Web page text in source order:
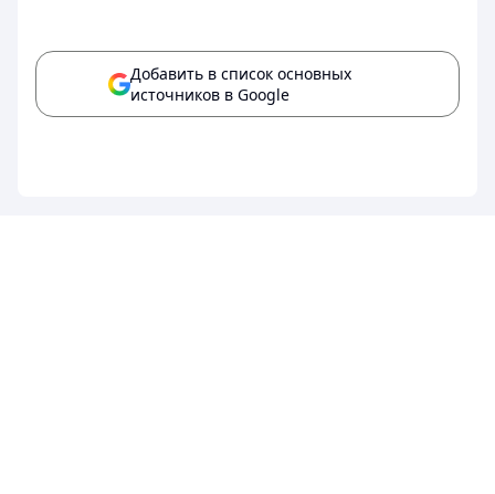
Добавить в список основных
источников в Google